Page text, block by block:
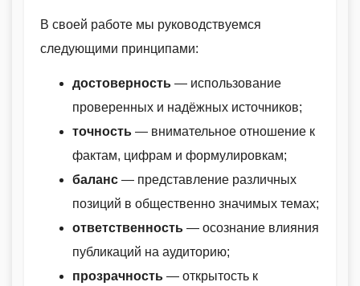
В своей работе мы руководствуемся
следующими принципами:
достоверность — использование
проверенных и надёжных источников;
точность — внимательное отношение к
фактам, цифрам и формулировкам;
баланс — представление различных
позиций в общественно значимых темах;
ответственность — осознание влияния
публикаций на аудиторию;
прозрачность — открытость к